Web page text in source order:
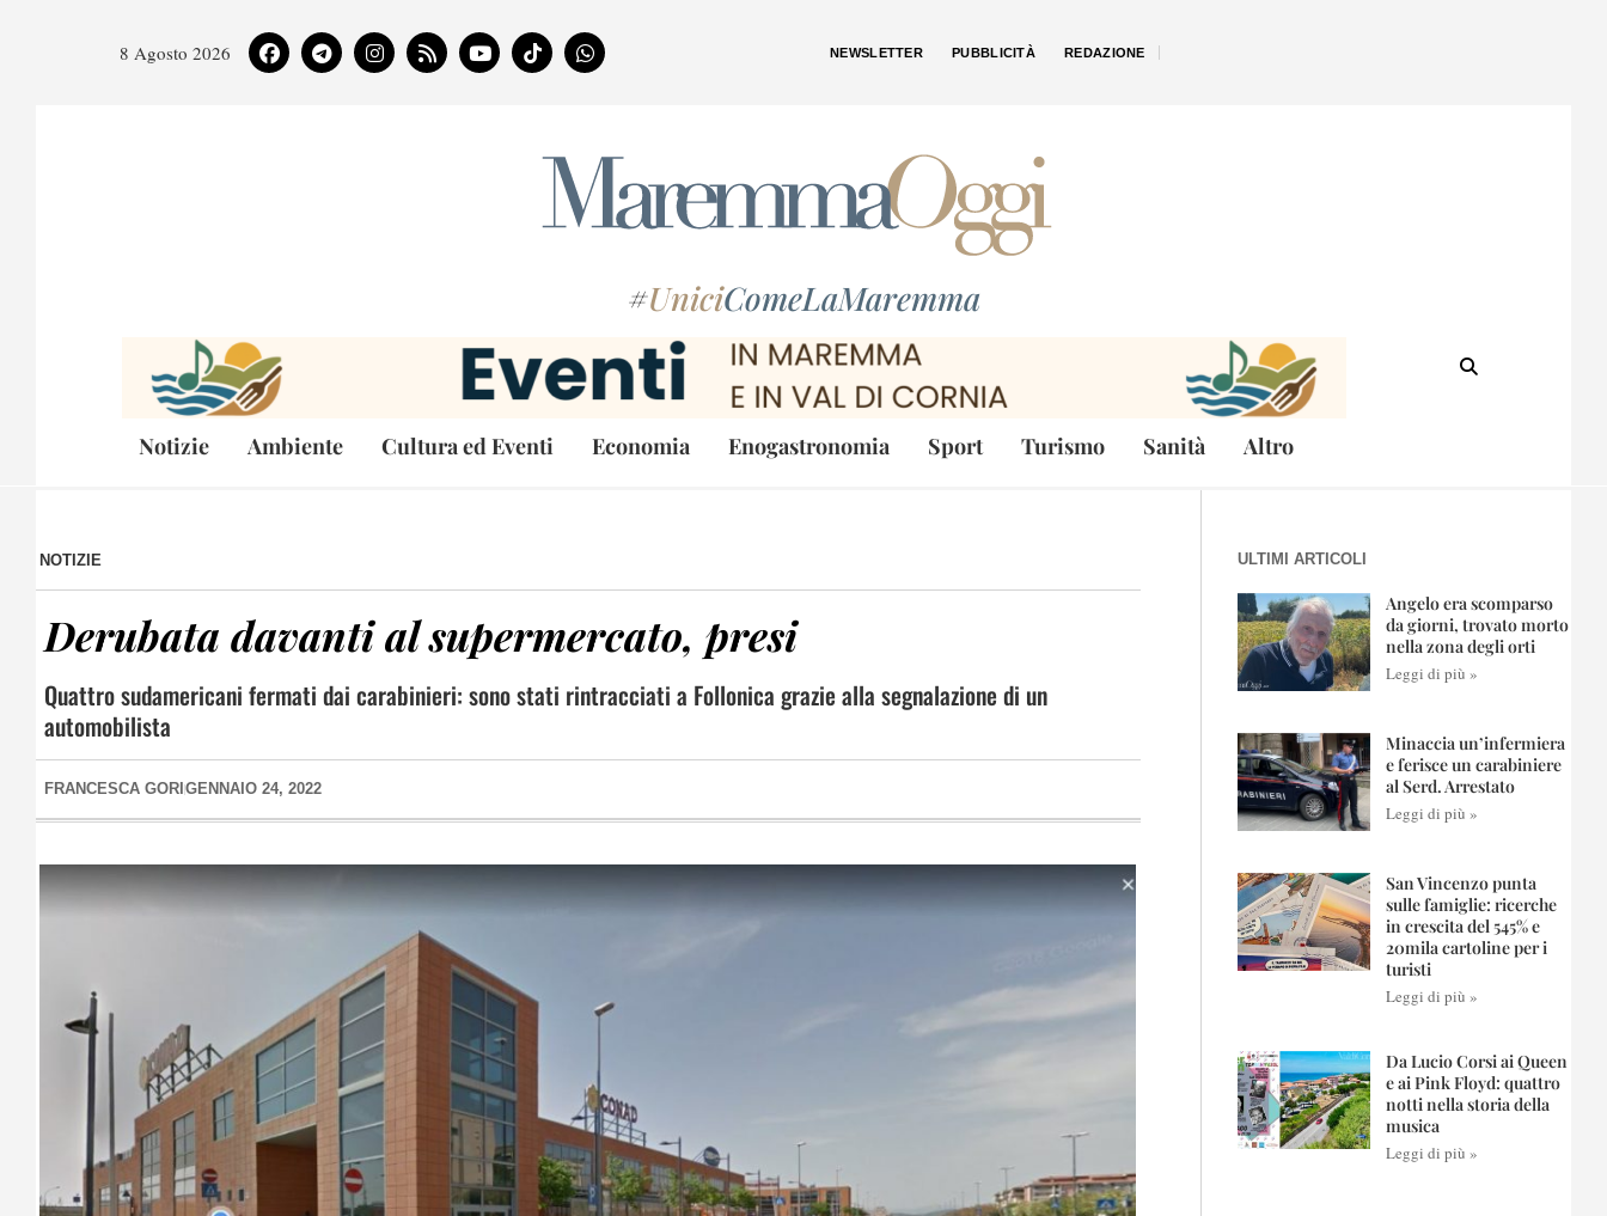
8 Agosto 2026 NEWSLETTER PUBBLICITÀ REDAZIONE
#UniciComeLaMaremma
Notizie Ambiente Cultura ed Eventi Economia Enogastronomia Sport Turismo Sanità Altro
NOTIZIE
Derubata davanti al supermercato, presi
Quattro sudamericani fermati dai carabinieri: sono stati rintracciati a Follonica grazie alla segnalazione di un
automobilista
FRANCESCA GORI GENNAIO 24, 2022
ULTIMI ARTICOLI
Angelo era scomparso
da giorni, trovato morto
nella zona degli orti
Leggi di più »
Minaccia un’infermiera
e ferisce un carabiniere
al Serd. Arrestato
Leggi di più »
San Vincenzo punta
sulle famiglie: ricerche
in crescita del 545% e
20mila cartoline per i
turisti
Leggi di più »
Da Lucio Corsi ai Queen
e ai Pink Floyd: quattro
notti nella storia della
musica
Leggi di più »